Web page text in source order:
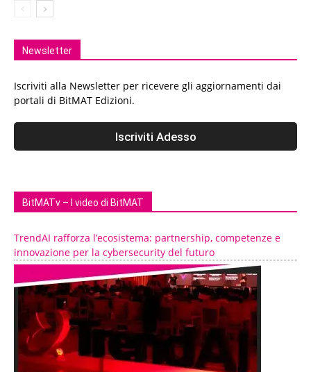
Newsletter
Iscriviti alla Newsletter per ricevere gli aggiornamenti dai
portali di BitMAT Edizioni.
BitMATv – I video di BitMAT
TrendAI rafforza l’ecosistema: partnership, competenze e
innovazione per la cybersecurity del futuro